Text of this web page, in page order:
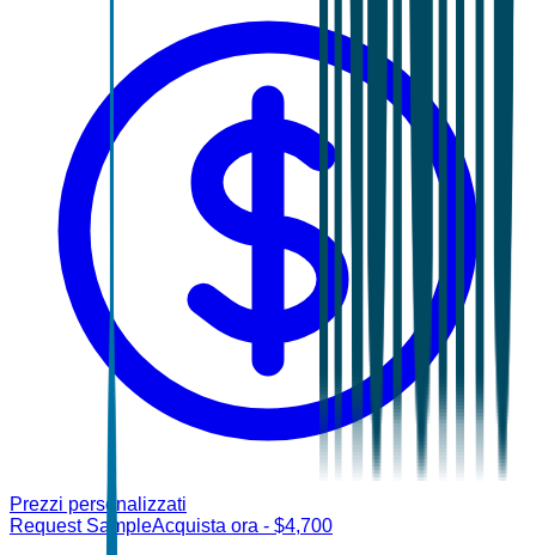
Prezzi personalizzati
Request SampleAcquista ora - $4,700